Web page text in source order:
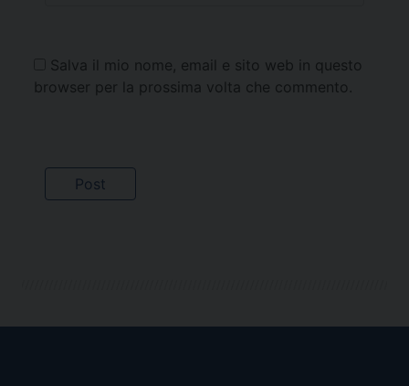
Salva il mio nome, email e sito web in questo
browser per la prossima volta che commento.